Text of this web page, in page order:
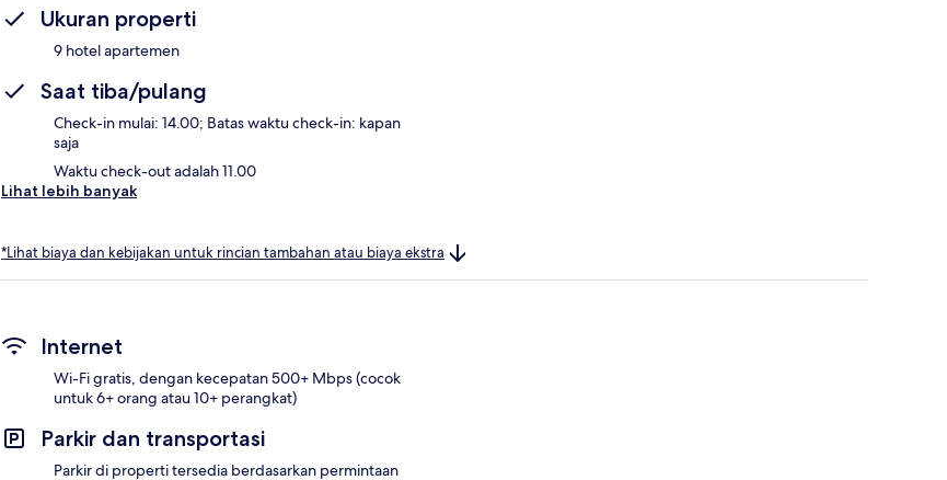
Ukuran properti
9 hotel apartemen
Saat tiba/pulang
Check-in mulai: 14.00; Batas waktu check-in: kapan
saja
Waktu check-out adalah 11.00
Lihat lebih banyak
*Lihat biaya dan kebijakan untuk rincian tambahan atau biaya ekstra
Internet
Wi-Fi gratis, dengan kecepatan 500+ Mbps (cocok
untuk 6+ orang atau 10+ perangkat)
Parkir dan transportasi
Parkir di properti tersedia berdasarkan permintaan